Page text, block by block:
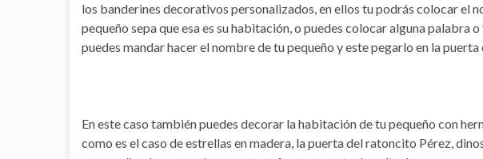
los banderines decorativos personalizados, en ellos tu podrás colocar el
pequeño sepa que esa es su habitación, o puedes colocar alguna palabra
puedes mandar hacer el nombre de tu pequeño y este pegarlo en la puerta
En este caso también puedes decorar la habitación de tu pequeño con
como es el caso de estrellas en madera, la puerta del ratoncito Pérez,